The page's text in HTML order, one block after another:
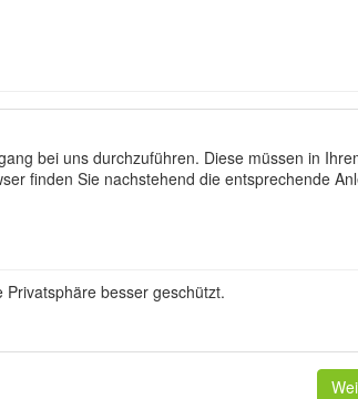
bei uns durchzuführen. Diese müssen in
finden Sie nachstehend die entsprechende
besser geschützt.